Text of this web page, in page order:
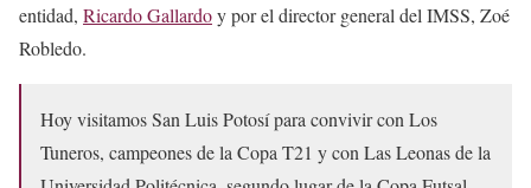
entidad, Ricardo Gallardoy por el director general del IMSS, Zoé
Robledo.
Hoy visitamos San Luis Potosí para convivir con Los
Tuneros, campeones de la Copa T21 y con Las Leonas de la